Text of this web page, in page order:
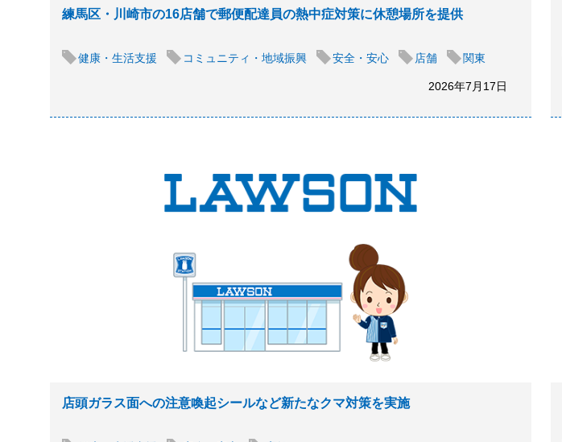
練馬区・川崎市の16店舗で郵便配達員の熱中症対策に休憩場所を提供
健康・生活支援 コミュニティ・地域振興 安全・安心 店舗 関東
2026年7月17日
店頭ガラス面への注意喚起シールなど新たなクマ対策を実施